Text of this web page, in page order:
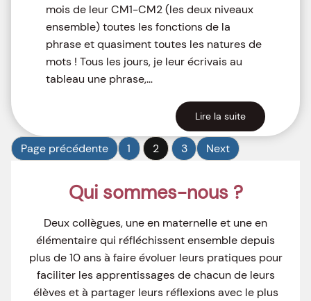
mois de leur CM1-CM2 (les deux niveaux
ensemble) toutes les fonctions de la
phrase et quasiment toutes les natures de
mots ! Tous les jours, je leur écrivais au
tableau une phrase,…
Lire la suite
Page précédente 1 2 3 Next
Qui sommes-nous ?
Deux collègues, une en maternelle et une en
élémentaire qui réfléchissent ensemble depuis
plus de 10 ans à faire évoluer leurs pratiques pour
faciliter les apprentissages de chacun de leurs
élèves et à partager leurs réflexions avec le plus